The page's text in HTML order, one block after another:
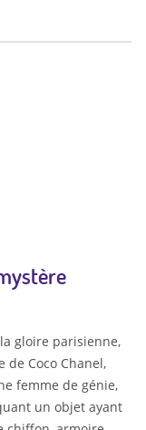
gloire parisienne,
Coco Chanel,
femme de génie,
un objet ayant